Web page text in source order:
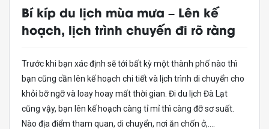
Bí kíp du lịch mùa mưa – Lên kế
hoạch, lịch trình chuyến đi rõ ràng
Trước khi bạn xác định sẽ tới bất kỳ một thành phố nào thì
bạn cũng cần lên kế hoạch chi tiết và lịch trình di chuyển cho
khỏi bỡ ngỡ và loay hoay mất thời gian. Đi du lịch Đà Lạt
cũng vậy, bạn lên kế hoạch càng tỉ mỉ thì càng đỡ sơ suất.
Nào địa điểm tham quan, di chuyển, nơi ăn chốn ở,….